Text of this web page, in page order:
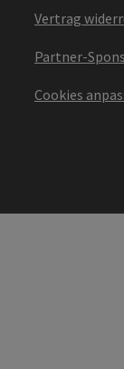
Vertrag
Partner-
Cookies